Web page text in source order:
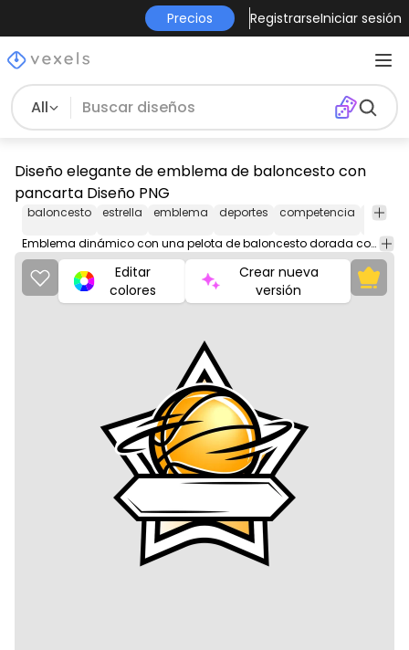
Precios RegistrarseIniciar sesión
All
Diseño elegante de emblema de baloncesto con
pancarta Diseño PNG
baloncesto estrella emblema deportes competencia logro
Emblema dinámico con una pelota de baloncesto dorada con líneas orbitales y un banner en blanco para personalización.
Editar
colores
Crear nueva
versión